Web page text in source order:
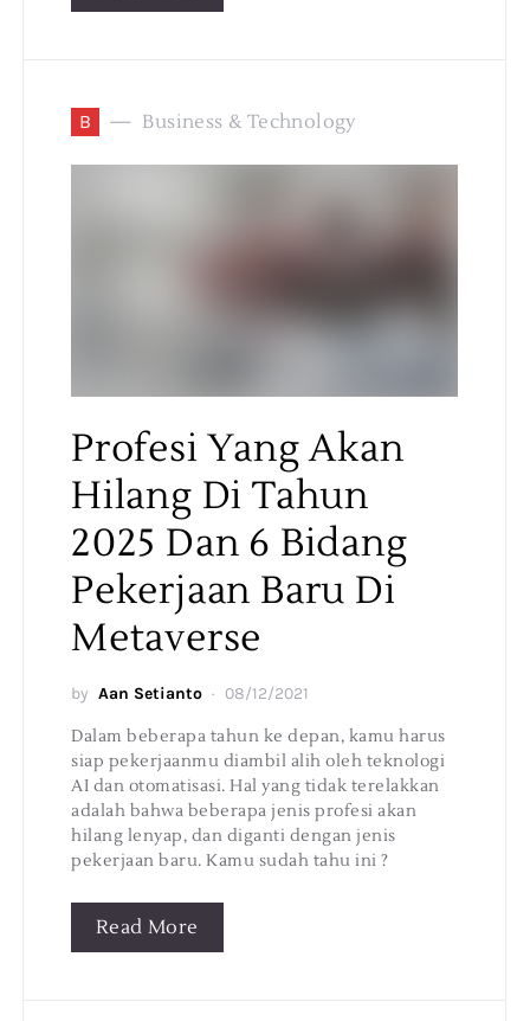
B Business & Technology
Profesi Yang Akan
Hilang Di Tahun
2025 Dan 6 Bidang
Pekerjaan Baru Di
Metaverse
by Aan Setianto 08/12/2021
Dalam beberapa tahun ke depan, kamu harus
siap pekerjaanmu diambil alih oleh teknologi
AI dan otomatisasi. Hal yang tidak terelakkan
adalah bahwa beberapa jenis profesi akan
hilang lenyap, dan diganti dengan jenis
pekerjaan baru. Kamu sudah tahu ini ?
Read More